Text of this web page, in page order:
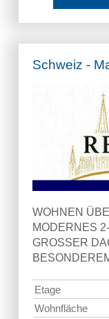
Schweiz -
WOHNEN
MODERNES
GROSSER
Etage
Wohnfläche